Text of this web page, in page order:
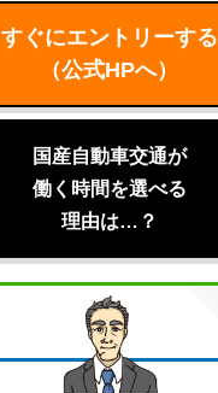
すぐにエントリーする
（公式HPへ）
国産自動車交通が
働く時間を選べる
理由は…？